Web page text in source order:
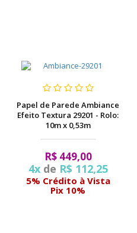
Papel de Parede Ambiance
Efeito Textura 29201 - Rolo:
10m x 0,53m
R$ 449,00
4xde R$ 112,25
5% Crédito à Vista
Pix 10%